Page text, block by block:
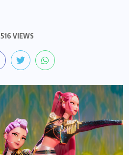
516 VIEWS